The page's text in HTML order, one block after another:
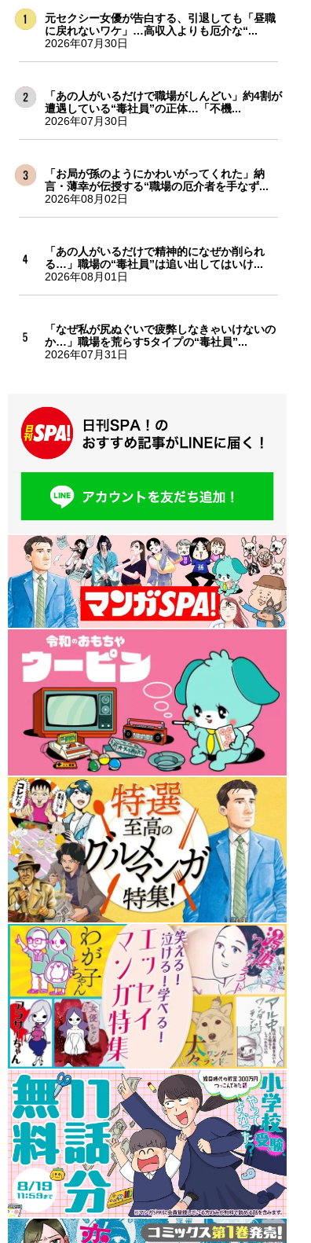
元セクシー女優が告白する、引退しても「昼職
に戻れないワケ」…高収入よりも厄介な“...
2026年07月30日
「あの人がいるだけで職場がしんどい」約4割が
遭遇している“毒社員”の正体…「不機...
2026年07月30日
「お局が孫のようにかわいがってくれた」納
言・薄幸が伝授する“職場の厄介者を手なず...
2026年08月02日
「あの人がいるだけで精神的になぜか削られ
る…」職場の“毒社員”は追い出してはいけ...
2026年08月01日
「なぜ私が尻ぬぐいで疲弊しなきゃいけないの
か…」職場を荒らす5タイプの“毒社員”...
2026年07月31日